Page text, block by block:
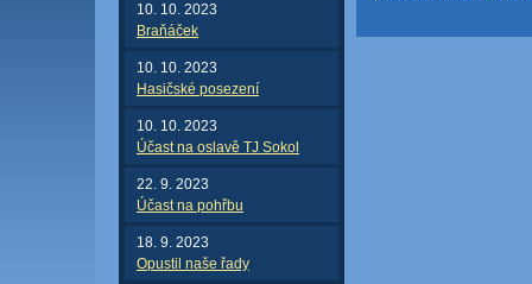
10. 10. 2023
Braňáček
10. 10. 2023
Hasičské posezení
10. 10. 2023
Účast na oslavě TJ Sokol
22. 9. 2023
Účast na pohřbu
18. 9. 2023
Opustil naše řady